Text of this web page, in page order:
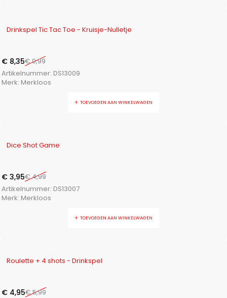
Drinkspel Tic Tac Toe - Kruisje-Nulletje
€9,99
€ 8,35
Artikelnummer: DS13009
Merk: Merkloos
TOEVOEGEN AAN WINKELWAGEN
Dice Shot Game
€4,99
€ 3,95
Artikelnummer: DS13007
Merk: Merkloos
TOEVOEGEN AAN WINKELWAGEN
Roulette + 4 shots - Drinkspel
€5,99
€ 4,95